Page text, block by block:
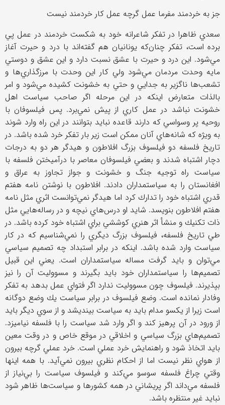
جز به خردمند مفرما عمل گرچه عمل كار خردمند نيست
سعدي ظاهرا در تفكر شاعرانه خود به شكست خردمند در عمل پي
برده است، تفكر چنان‌كه يونانيان هم گفته‌اند با درد و حيرت آغاز
مي‌شود. اين درد و حيرت با عشق نسبت دارد و اين عشق و دوستي
مايه وحدت مردمان مي‌شود ولي كار اين وحدت با مرزگذاري‌ها و
تشعب‌ها ناگزير به جدايي و حتي به خشونت كشيده مي‌شود و امر
بالذات متعارض اينكه در اين مرحله اگر صاحب سياست اهل
خشونت نباشد در عمل كاري از پيش نمي‌برد. پس فيلسوفان با
روحيه پر وسواسي كه دارند قاعده نبايد بتوانند در اين راه وارد شوند
به ويژه كه شانه‌هاي آنان ممكن است زير بار تفكر خرد شده باشد. در
تاريخ فلسفه دو فيلسوف بزرگ افلاطون و هيدگر هر دو به درجات
دچار اشتباه شدند و بعضي فيلسوفان معاصر با درآميختن فلسفه با
سياست راه توجيه جنگ و خشونت و جواز تجاوز به عراق و
افغانستان را به سياستمداران دادند. افلاطون با نوشتن نامه هفتم
قدري اشتباه خود را تدارك كرد اما هيدگر نمي‌توانست اثري مثل نامه
هفتم افلاطون بنويسد. شايد او درس‌هاي نيچه و در رساله‌هايي مثل
ذات تكنيك و منشأ اثر هنري كوششي براي اشتباه خود كرده باشد. در
طي تاريخ فلسفه، فيلسوف بزرگ ديگري را نمي‌شناسيم كه در كار
سياست وارد شده باشد. اينكه در برابر استبداد چه تصميم سياسي
مي‌توان و بايد گرفت مساله سياستمداران است. يعني اين قبيل
تصميم‌ها را سياستمداران خود بايد بگيرند و مسووليت آن را نيز
بپذيرند. فيلسوف چون مسووليت ندارد اگر فتواي عمل بدهد به تفكر
وفادار نمانده است. وضع فيلسوف در برابر سياست يك وضع دوگانه
است زيرا از يكسو مدام بايد به سياست بينديشد و از سوي ديگر بايد
از ورود در آن پرهيز كند و اگر وارد شد سياست را با فلسفه نياميزد.
تصميم‌هاي بزرگ سياسي و اخلاقي در موقع خاص و در وقت معين
بايد اتخاذ شود و راهنمايش خرد عملي است. خرد عملي گرچه بيرون
از هواي نظر نيست اما از احكام نظري بيرون نمي‌آيد. با همه اينها
وقتي چراغ فلسفه سوسو مي‌كند و فيلسوف سياست را بي‌نياز از
فلسفه مي‌داند اگر پريشاني در همه كشورها و سياست‌ها ظاهر شود
نبايد غير منتظره باشد.